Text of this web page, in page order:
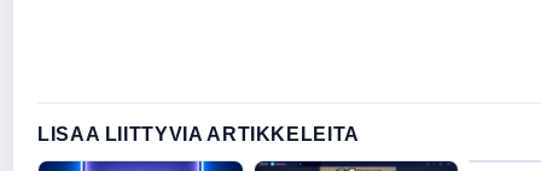
LISAA LIITTYVIA ARTIKKELEITA